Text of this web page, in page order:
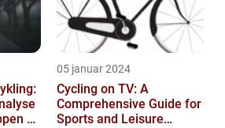
og
05 januar 2024
Cycling on TV: A
Comprehensive Guide for
Sports and Leisure